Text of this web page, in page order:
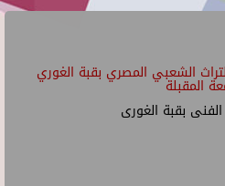
الشعبي المصري بقبة الغوري
المقبلة
الفنى بقبة الغورى